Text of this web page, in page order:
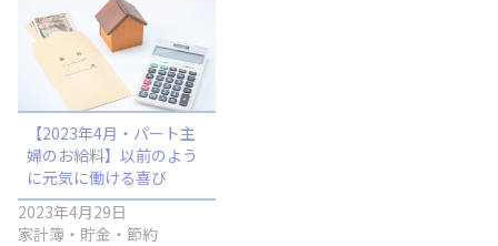
【2023年4月・パート主
婦のお給料】以前のよう
に元気に働ける喜び
2023年4月29日
家計簿・貯金・節約